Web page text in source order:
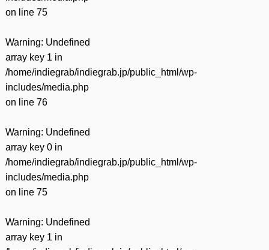
on line 75
Warning: Undefined
array key 1 in
/home/indiegrab/indiegrab.jp/public_html/wp-
includes/media.php
on line 76
Warning: Undefined
array key 0 in
/home/indiegrab/indiegrab.jp/public_html/wp-
includes/media.php
on line 75
Warning: Undefined
array key 1 in